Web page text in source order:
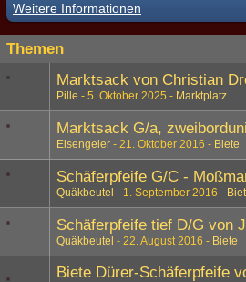
Weitere Informationen
Themen
Marktsack von Christian
Pille 5. Oktober 2025 Marktplatz
Marktsack G/a,
Eisengeier 21. Oktober 2016 Biete
Schäferpfeife G/C -
Quäkbeutel 1. September 2016
Schäferpfeife tief D/G von
Quäkbeutel 22. August 2016 Biete
Biete Dürer-Schäferpfeife